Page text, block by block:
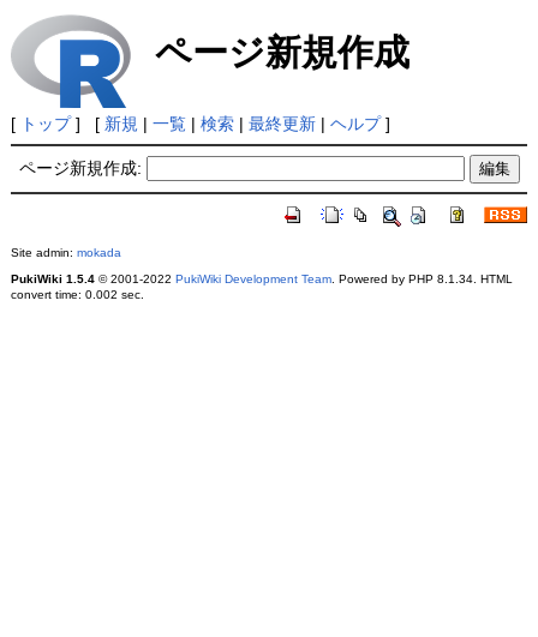
ページ新規作成
[ トップ] [ 新規 | 一覧| 検索| 最終更新| ヘルプ]
ページ新規作成:
Site admin: mokada
PukiWiki 1.5.4© 2001-2022 PukiWiki Development Team. Powered by PHP 8.1.34. HTML
convert time: 0.002 sec.